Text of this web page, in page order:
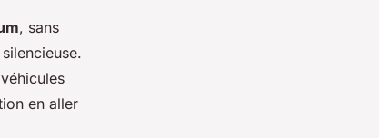
, sans
en aller